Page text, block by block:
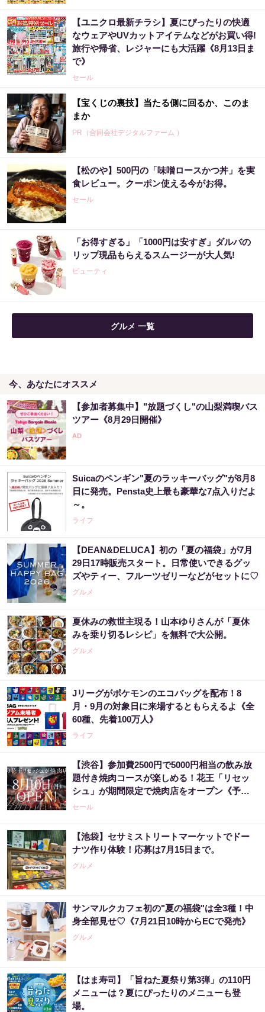
【ユニクロ最新チラシ】夏にぴったりの快適
なウェアやUVカットアイテムなどがお買い得!
旅行や帰省、レジャーにも大活躍《8月13日ま
で》
セール
【宝くじの裏技】当たる側に回るか、このま
まか
PR（合同会社デジタルファーム ）
“宝くじは運じゃなかった”当たる人の“共通
点”を知っただけ
PR（合同会社デジタルファーム ）
【昭和43年以前生まれはロト６この数字を買
うべき】6つの数字が「完全一致」する方...
PR（株式会社MURA）
「え、こんなセールやってたの？」80％OFF
以上が続々登場！Amazonの本気が...
宝くじ当たる人だけが気づいている違い
PR（合同会社デジタルファーム ）
PR（合同会社デジタルファーム ）
【松のや】500円の「味噌ロースかつ丼」を実
食レビュー。クーポン使える今がお得。
セール
「お得すぎる」「1000円は安すぎ」ダルバの
リップ現品もらえるスムージーが大人気!
ビューティ
グルメ 一覧
今、あなたにオススメ
【参加者募集中】"放題づくし"の山梨満喫バス
ツアー《8月29日開催》
Suicaのペンギン"夏のラッキーバッグ"が8月8
日に発売。Pensta史上最も豪華な7点入りだよ
～。
ライフ
【DEAN&DELUCA】初の「夏の福袋」が7月
29日17時販売スタート。日常使いできるグッ
ズやティー、フルーツゼリーなどがセットに♡
グルメ
夏休みの救世主現る！山本ゆりさんが「夏休
みを乗り切るレシピ」を無料で大公開。
グルメ
Jリーグがポケモンのエコバッグを配布！8
月・9月の対象日に来場するともらえるよ《全
60種、先着100万人》
ライフ
【渋谷】参加費2500円で5000円相当の飲み放
題付き焼肉コースが楽しめる！花王「リセッ
シュ」が期間限定で焼肉店をオープン《予約
受付中》
セール
【池袋】セサミストリートマーケットでドー
ナツ作り体験！応募は7月15日まで。
グルメ
サンマルクカフェ初の"夏の福袋"は全3種！中
身全部見せ♡《7月21日10時からECで発売》
グルメ
【はま寿司】「旨ねた夏祭り第3弾」の110円
メニューは？夏にぴったりのメニューも登
場。